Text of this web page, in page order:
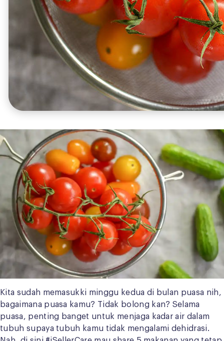
Kita sudah memasukki minggu kedua di bulan puasa nih,
bagaimana puasa kamu? Tidak bolong kan? Selama
puasa, penting banget untuk menjaga kadar air dalam
tubuh supaya tubuh kamu tidak mengalami dehidrasi.